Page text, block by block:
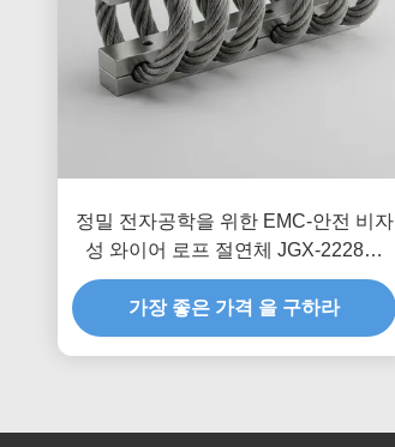
정밀 전자공학을 위한 EMC-안전 비자
성 와이어 로프 절연체 JGX-2228D-
665B 과도 충격 분산 마운트
가장 좋은 가격 을 구하라